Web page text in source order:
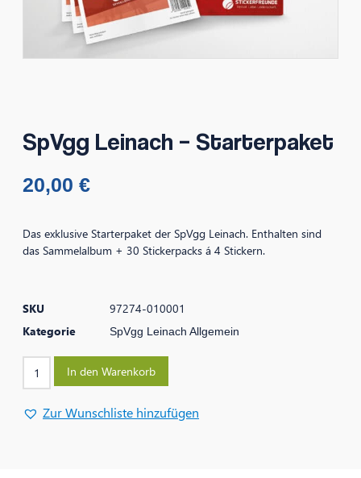
SpVgg Leinach – Starterpaket
20,00 €
Das exklusive Starterpaket der SpVgg Leinach. Enthalten sind
das Sammelalbum + 30 Stickerpacks á 4 Stickern.
SKU
97274-010001
Kategorie
SpVgg Leinach Allgemein
In den Warenkorb
Zur Wunschliste hinzufügen